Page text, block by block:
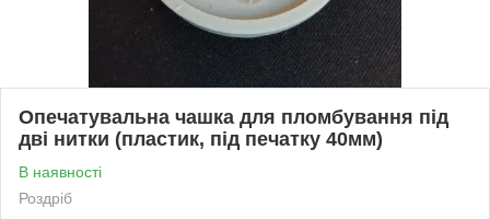
Опечатувальна чашка для пломбування під
дві нитки (пластик, під печатку 40мм)
В наявності
Роздріб